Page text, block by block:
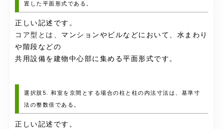
置した平面形式である。
正しい記述です。
コア型とは、 マンションやビルなどにおいて、水まわり
や階段などの
共用設備を建物中心部に集める平面形式です。
選択肢5. 和室を京間とする場合の柱と柱の内法寸法は、基準寸
法の整数倍である。
正しい記述です。